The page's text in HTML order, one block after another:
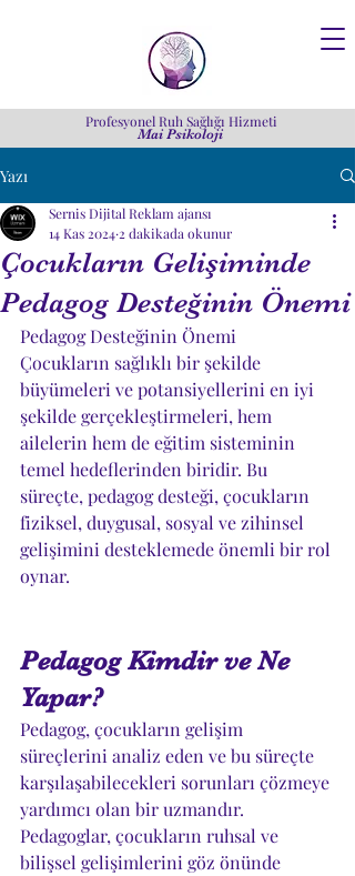
Mai Psikoloji
Profesyonel Ruh Sağlığı Hizmeti
Yazı
Çocukların Gelişiminde
Pedagog Desteğinin Önemi
Sernis Dijital Reklam ajansı
14 Kas 2024 2 dakikada okunur
Pedagog Desteğinin Önemi
Çocukların sağlıklı bir şekilde
büyümeleri ve potansiyellerini en iyi
şekilde gerçekleştirmeleri, hem
ailelerin hem de eğitim sisteminin
temel hedeflerinden biridir. Bu
süreçte, pedagog desteği, çocukların
fiziksel, duygusal, sosyal ve zihinsel
gelişimini desteklemede önemli bir rol
oynar.
Pedagog Kimdir ve Ne
Yapar?
Pedagog, çocukların gelişim
süreçlerini analiz eden ve bu süreçte
karşılaşabilecekleri sorunları çözmeye
yardımcı olan bir uzmandır.
Pedagoglar, çocukların ruhsal ve
bilişsel gelişimlerini göz önünde